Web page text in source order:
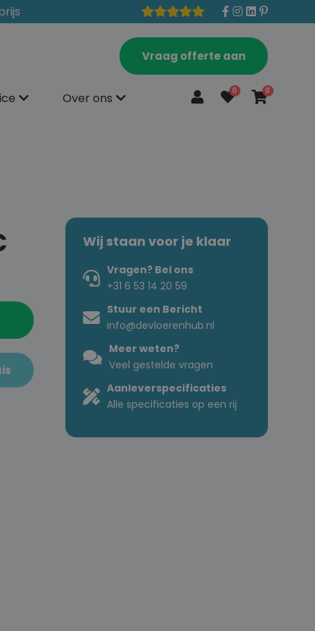
Vraag offerte aan
Over ons 0 0
Wij staan voor je klaar
Vragen? Bel ons
+31 6 53 14 20 59
Stuur een Bericht
info@devloerenhub.nl
Meer weten?
Veel gestelde vragen
Aanleverspecificaties
Alle specificaties op een rij